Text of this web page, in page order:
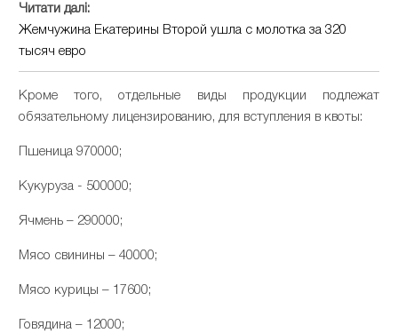
Читати далі:
Жемчужина Екатерины Второй ушла с молотка за 320
тысяч евро
Кроме того, отдельные виды продукции подлежат
обязательному лицензированию, для вступления в квоты:
Пшеница 970000;
Кукуруза - 500000;
Ячмень – 290000;
Мясо свинины – 40000;
Мясо курицы – 17600;
Говядина – 12000;